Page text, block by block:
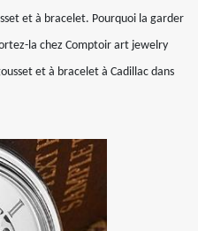
et à bracelet. Pourquoi la garder
la chez Comptoir art jewelry
et à bracelet à Cadillac dans